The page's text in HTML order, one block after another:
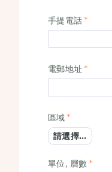
手提電話
電郵地址
區域
單位, 層數